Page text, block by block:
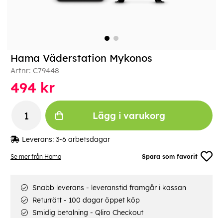
Se mer från Hama Spara som favorit
Hama Väderstation Mykonos
Artnr: C79448
494 kr
Lägg i varukorg
Leverans: 3-6 arbetsdagar
Snabb leverans - leveranstid framgår i kassan
Returrätt - 100 dagar öppet köp
Smidig betalning - Qliro Checkout